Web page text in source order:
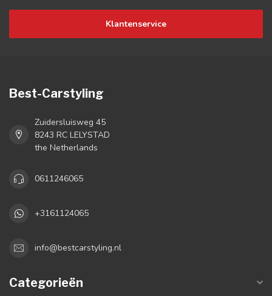
Klantenservice
Best-Carstyling
Zuidersluisweg 45
8243 RC LELYSTAD
the Netherlands
0611246065
+3161124065
info@bestcarstyling.nl
Categorieën